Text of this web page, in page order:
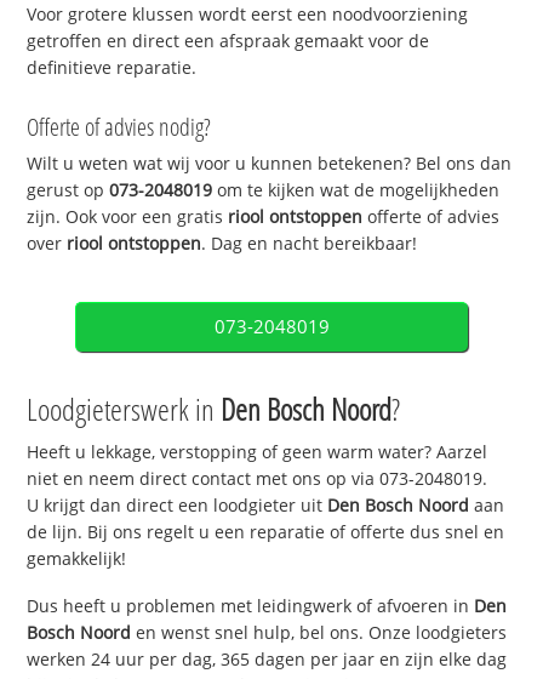
Voor grotere klussen wordt eerst een noodvoorziening
getroffen en direct een afspraak gemaakt voor de
definitieve reparatie.
Offerte of advies nodig?
Wilt u weten wat wij voor u kunnen betekenen? Bel ons dan
gerust op073-2048019 om te kijken wat de mogelijkheden
zijn. Ook voor een gratis riool ontstoppen offerte of advies
over riool ontstoppen. Dag en nacht bereikbaar!
073-2048019
Loodgieterswerk in Den Bosch Noord?
Heeft u lekkage, verstopping of geen warm water? Aarzel
niet en neem direct contact met ons op via 073-2048019.
U krijgt dan direct een loodgieter uit Den Bosch Noord aan
de lijn. Bij ons regelt u een reparatie of offerte dus snel en
gemakkelijk!
Dus heeft u problemen met leidingwerk of afvoeren in Den
Bosch Noord en wenst snel hulp, bel ons. Onze loodgieters
werken 24 uur per dag, 365 dagen per jaar en zijn elke dag